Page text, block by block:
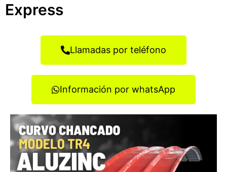
Express
Llamadas por teléfono
Información por whatsApp